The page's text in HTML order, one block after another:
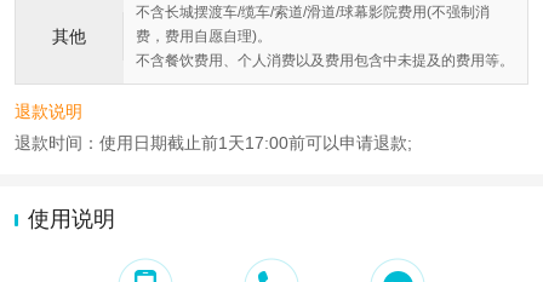
其他
不含长城摆渡车/缆车/索道/滑道/球幕影院费用(不强制消
费，费用自愿自理)。
不含餐饮费用、个人消费以及费用包含中未提及的费用等。
退款说明
退款时间：使用日期截止前1天17:00前可以申请退款;
使用说明